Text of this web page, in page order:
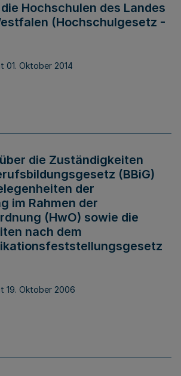
Hochschulen des Landes
(Hochschulgesetz -
01. Oktober 2014
die Zuständigkeiten
(BBiG)
der
im Rahmen der
(HwO) sowie die
nach dem
19. Oktober 2006